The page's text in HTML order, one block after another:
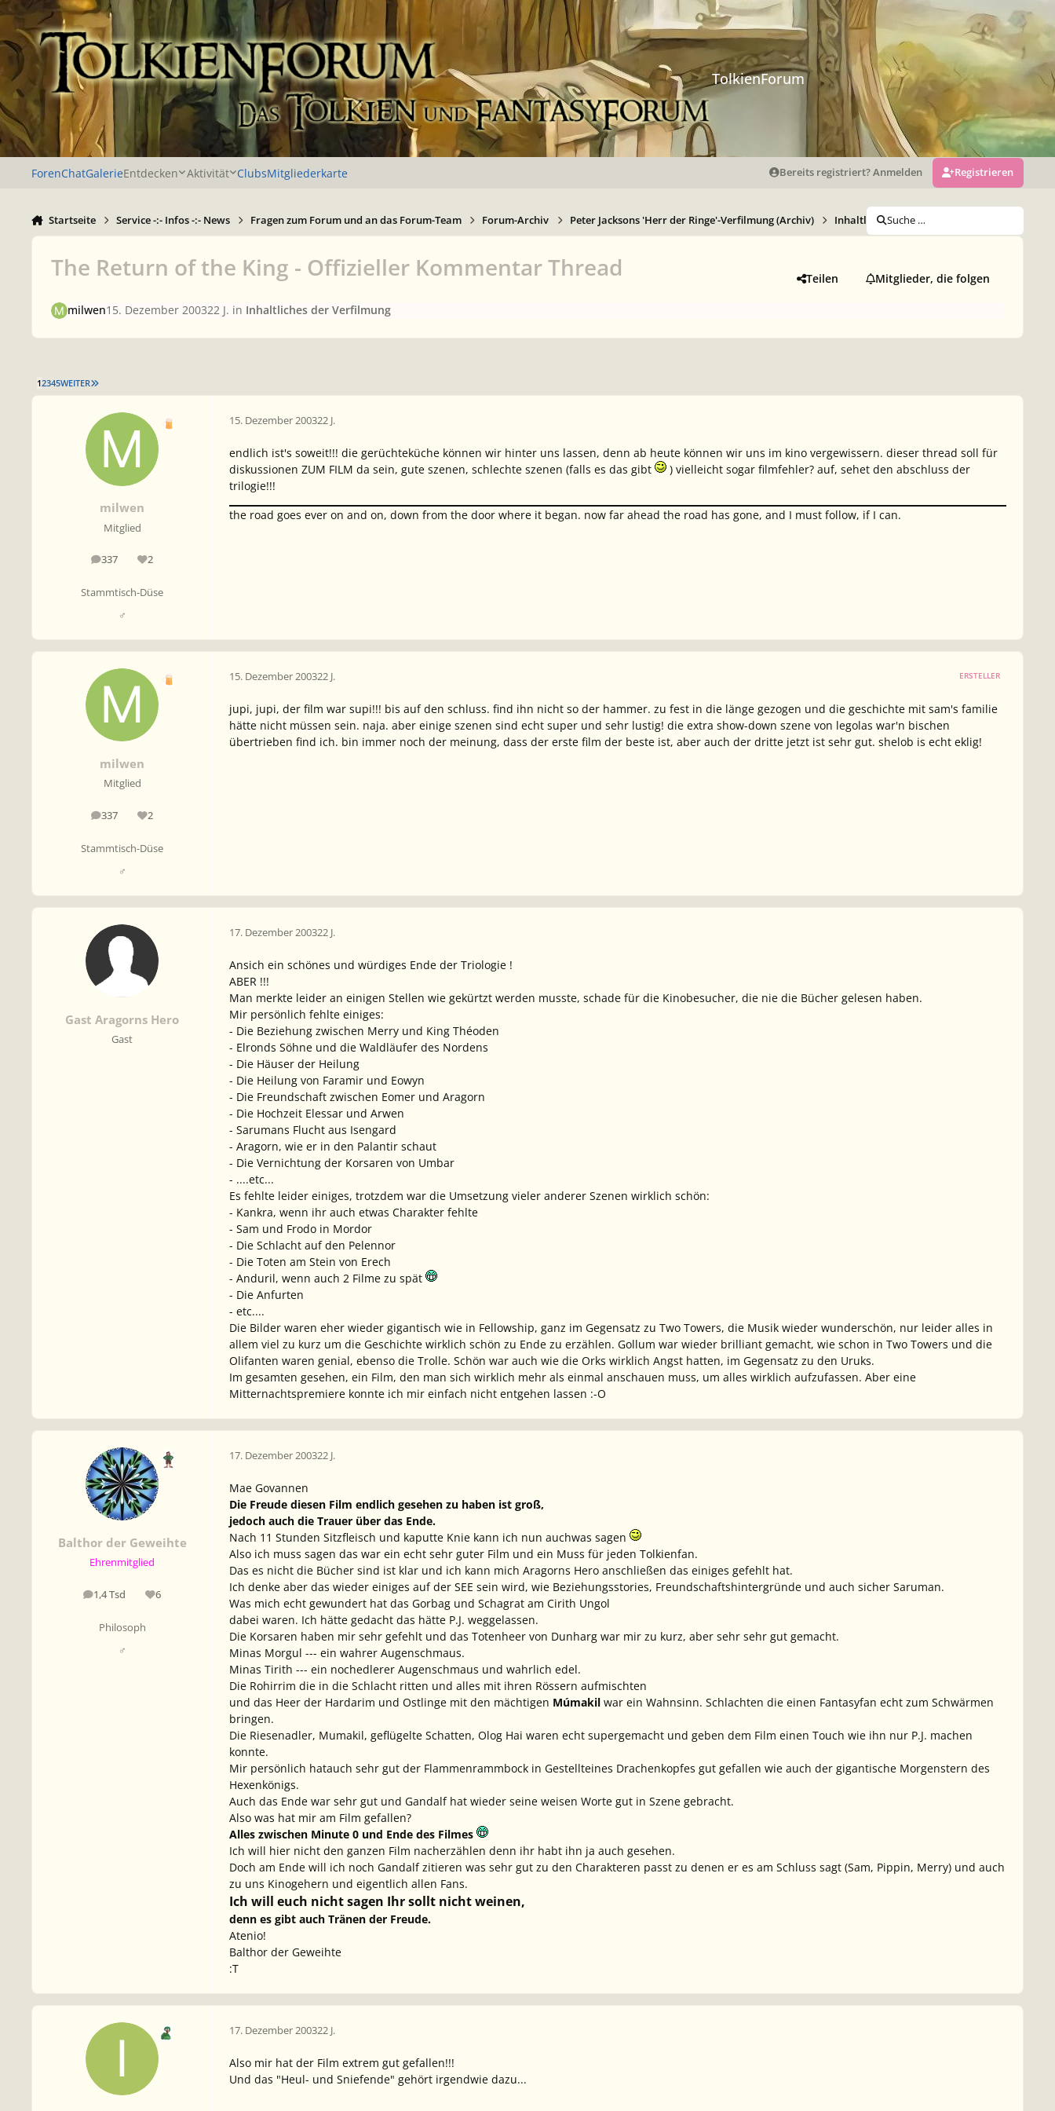
Zu Inhalt springen
TolkienForum
ForenChatGalerieEntdecken Aktivität ClubsMitgliederkarte Bereits registriert? Anmelden Registrieren
Startseite Service -:- Infos -:- News Fragen zum Forum und an das Forum-Team Forum-Archiv Peter Jacksons 'Herr der Ringe'-Verfilmung (Archiv) Inhaltliches der Verfilmung
Suche …
The Return of the King - Offizieller Kommentar Thread Teilen Mitglieder, die folgen
milwen15. Dezember 200322 J. in Inhaltliches der Verfilmung
12345WEITER LETZTE SEITE
milwen
Mitglied
337
Beiträge 2
Reputation
Stammtisch-Düse
♂
15. Dezember 200322 J.
endlich ist's soweit!!! die gerüchteküche können wir hinter uns lassen, denn ab heute können wir uns im kino vergewissern. dieser thread soll für
diskussionen ZUM FILM da sein, gute szenen, schlechte szenen (falls es das gibt
) vielleicht sogar filmfehler? auf, sehet den abschluss der
trilogie!!!
the road goes ever on and on, down from the door where it began. now far ahead the road has gone, and I must follow, if I can.
milwen
Mitglied
337
Beiträge 2
Reputation
Stammtisch-Düse
♂
15. Dezember 200322 J. ERSTELLER
jupi, jupi, der film war supi!!! bis auf den schluss. find ihn nicht so der hammer. zu fest in die länge gezogen und die geschichte mit sam's familie
hätte nicht müssen sein. naja. aber einige szenen sind echt super und sehr lustig! die extra show-down szene von legolas war'n bischen
übertrieben find ich. bin immer noch der meinung, dass der erste film der beste ist, aber auch der dritte jetzt ist sehr gut. shelob is echt eklig!
Gast Aragorns Hero
Gast
17. Dezember 200322 J.
Ansich ein schönes und würdiges Ende der Triologie !
ABER !!!
Man merkte leider an einigen Stellen wie gekürtzt werden musste, schade für die Kinobesucher, die nie die Bücher gelesen haben.
Mir persönlich fehlte einiges:
- Die Beziehung zwischen Merry und King Théoden
- Elronds Söhne und die Waldläufer des Nordens
- Die Häuser der Heilung
- Die Heilung von Faramir und Eowyn
- Die Freundschaft zwischen Eomer und Aragorn
- Die Hochzeit Elessar und Arwen
- Sarumans Flucht aus Isengard
- Aragorn, wie er in den Palantir schaut
- Die Vernichtung der Korsaren von Umbar
- ....etc...
Es fehlte leider einiges, trotzdem war die Umsetzung vieler anderer Szenen wirklich schön:
- Kankra, wenn ihr auch etwas Charakter fehlte
- Sam und Frodo in Mordor
- Die Schlacht auf den Pelennor
- Die Toten am Stein von Erech
- Anduril, wenn auch 2 Filme zu spät
- Die Anfurten
- etc....
Die Bilder waren eher wieder gigantisch wie in Fellowship, ganz im Gegensatz zu Two Towers, die Musik wieder wunderschön, nur leider alles in
allem viel zu kurz um die Geschichte wirklich schön zu Ende zu erzählen. Gollum war wieder brilliant gemacht, wie schon in Two Towers und die
Olifanten waren genial, ebenso die Trolle. Schön war auch wie die Orks wirklich Angst hatten, im Gegensatz zu den Uruks.
Im gesamten gesehen, ein Film, den man sich wirklich mehr als einmal anschauen muss, um alles wirklich aufzufassen. Aber eine
Mitternachtspremiere konnte ich mir einfach nicht entgehen lassen :-O
Balthor der Geweihte
Ehrenmitglied
1,4 Tsd
Beiträge 6
Reputation
Philosoph
♂
17. Dezember 200322 J.
Mae Govannen
Die Freude diesen Film endlich gesehen zu haben ist groß,
jedoch auch die Trauer über das Ende.
Nach 11 Stunden Sitzfleisch und kaputte Knie kann ich nun auchwas sagen
Also ich muss sagen das war ein echt sehr guter Film und ein Muss für jeden Tolkienfan.
Das es nicht die Bücher sind ist klar und ich kann mich Aragorns Hero anschließen das einiges gefehlt hat.
Ich denke aber das wieder einiges auf der SEE sein wird, wie Beziehungsstories, Freundschaftshintergründe und auch sicher Saruman.
Was mich echt gewundert hat das Gorbag und Schagrat am Cirith Ungol
dabei waren. Ich hätte gedacht das hätte P.J. weggelassen.
Die Korsaren haben mir sehr gefehlt und das Totenheer von Dunharg war mir zu kurz, aber sehr sehr gut gemacht.
Minas Morgul --- ein wahrer Augenschmaus.
Minas Tirith --- ein nochedlerer Augenschmaus und wahrlich edel.
Die Rohirrim die in die Schlacht ritten und alles mit ihren Rössern aufmischten
und das Heer der Hardarim und Ostlinge mit den mächtigen Múmakil war ein Wahnsinn. Schlachten die einen Fantasyfan echt zum Schwärmen
bringen.
Die Riesenadler, Mumakil, geflügelte Schatten, Olog Hai waren echt supergemacht und geben dem Film einen Touch wie ihn nur P.J. machen
konnte.
Mir persönlich hatauch sehr gut der Flammenrammbock in Gestellteines Drachenkopfes gut gefallen wie auch der gigantische Morgenstern des
Hexenkönigs.
Auch das Ende war sehr gut und Gandalf hat wieder seine weisen Worte gut in Szene gebracht.
Also was hat mir am Film gefallen?
Alles zwischen Minute 0 und Ende des Filmes
Ich will hier nicht den ganzen Film nacherzählen denn ihr habt ihn ja auch gesehen.
Doch am Ende will ich noch Gandalf zitieren was sehr gut zu den Charakteren passt zu denen er es am Schluss sagt (Sam, Pippin, Merry) und auch
zu uns Kinogehern und eigentlich allen Fans.
Ich will euch nicht sagen Ihr sollt nicht weinen,
denn es gibt auch Tränen der Freude.
Atenio!
Balthor der Geweihte
:T
17. Dezember 200322 J.
Also mir hat der Film extrem gut gefallen!!!
Und das "Heul- und Sniefende" gehört irgendwie dazu...